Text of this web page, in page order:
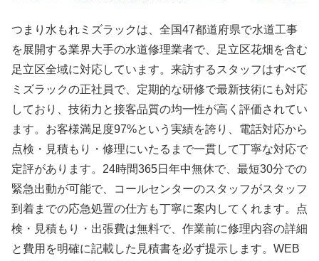
つまり水もれミズラックは、全国47都道府県で水道工事
を展開する業界大手の水道修理業者で、足立区花畑を含む
足立区全域に対応しています。来訪するスタッフはすべて
ミズラックの正社員で、定期的な研修で最新技術にも対応
しており、技術力と接客品質の均一性が高く評価されてい
ます。お客様満足度97%という実績を誇り、電話対応から
点検・見積もり・修理にいたるまで一貫して丁寧な対応で
定評があります。24時間365日年中無休で、最短30分での
緊急出動が可能で、コールセンターのスタッフがスタッフ
到着までの応急処置の仕方も丁寧に案内してくれます。点
検・見積もり・出張費は無料で、作業前に修理内容の詳細
と費用を明確に記載した見積書を必ず提示します。WEB